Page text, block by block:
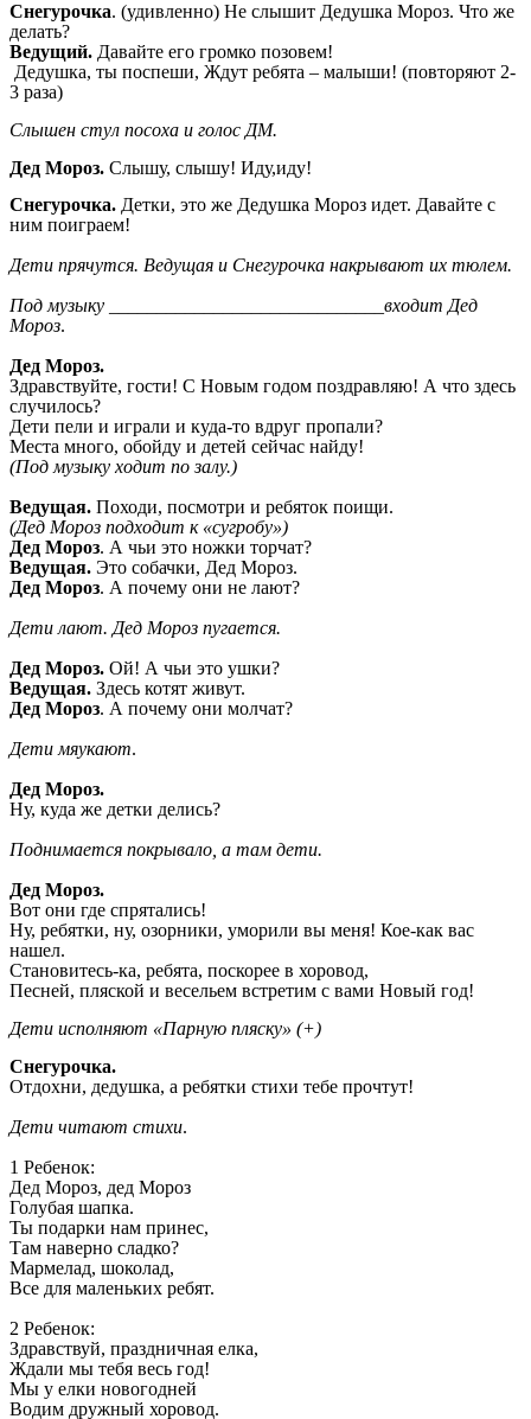
Снегурочка. (удивленно) Не слышит Дедушка Мороз. Что же
делать?
Ведущий. Давайте его громко позовем!
Дедушка, ты поспеши, Ждут ребята – малыши! (повторяют 2-
3 раза)
Слышен стул посоха и голос ДМ.
Дед Мороз. Слышу, слышу! Иду,иду!
Снегурочка. Детки, это же Дедушка Мороз идет. Давайте с
ним поиграем!
Дети прячутся. Ведущая и Снегурочка накрывают их тюлем.
Под музыку _____________________________входит Дед
Мороз.
Дед Мороз.
Здравствуйте, гости! С Новым годом поздравляю! А что здесь
случилось?
Дети пели и играли и куда-то вдруг пропали?
Места много, обойду и детей сейчас найду!
(Под музыку ходит по залу.)
Ведущая. Походи, посмотри и ребяток поищи.
(Дед Мороз подходит к «сугробу»)
Дед Мороз. А чьи это ножки торчат?
Ведущая. Это собачки, Дед Мороз.
Дед Мороз. А почему они не лают?
Дети лают. Дед Мороз пугается.
Дед Мороз. Ой! А чьи это ушки?
Ведущая. Здесь котят живут.
Дед Мороз. А почему они молчат?
Дети мяукают.
Дед Мороз.
Ну, куда же детки делись?
Поднимается покрывало, а там дети.
Дед Мороз.
Вот они где спрятались!
Ну, ребятки, ну, озорники, уморили вы меня! Кое-как вас
нашел.
Становитесь-ка, ребята, поскорее в хоровод,
Песней, пляской и весельем встретим с вами Новый год!
Дети исполняют «Парную пляску» (+)
Снегурочка.
Отдохни, дедушка, а ребятки стихи тебе прочтут!
Дети читают стихи.
1 Ребенок:
Дед Мороз, дед Мороз
Голубая шапка.
Ты подарки нам принес,
Там наверно сладко?
Мармелад, шоколад,
Все для маленьких ребят.
2 Ребенок:
Здравствуй, праздничная елка,
Ждали мы тебя весь год!
Мы у елки новогодней
Водим дружный хоровод.